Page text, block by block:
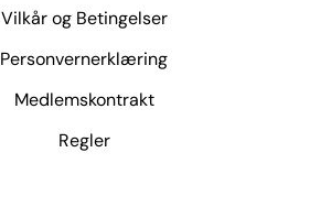
Vilkår og Betingelser
Personvernerklæring
Medlemskontrakt
Regler